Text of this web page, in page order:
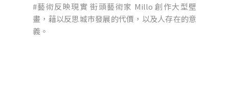
#藝術反映現實 街頭藝術家 Millo 創作大型壁
畫，藉以反思城市發展的代價，以及人存在的意
義。